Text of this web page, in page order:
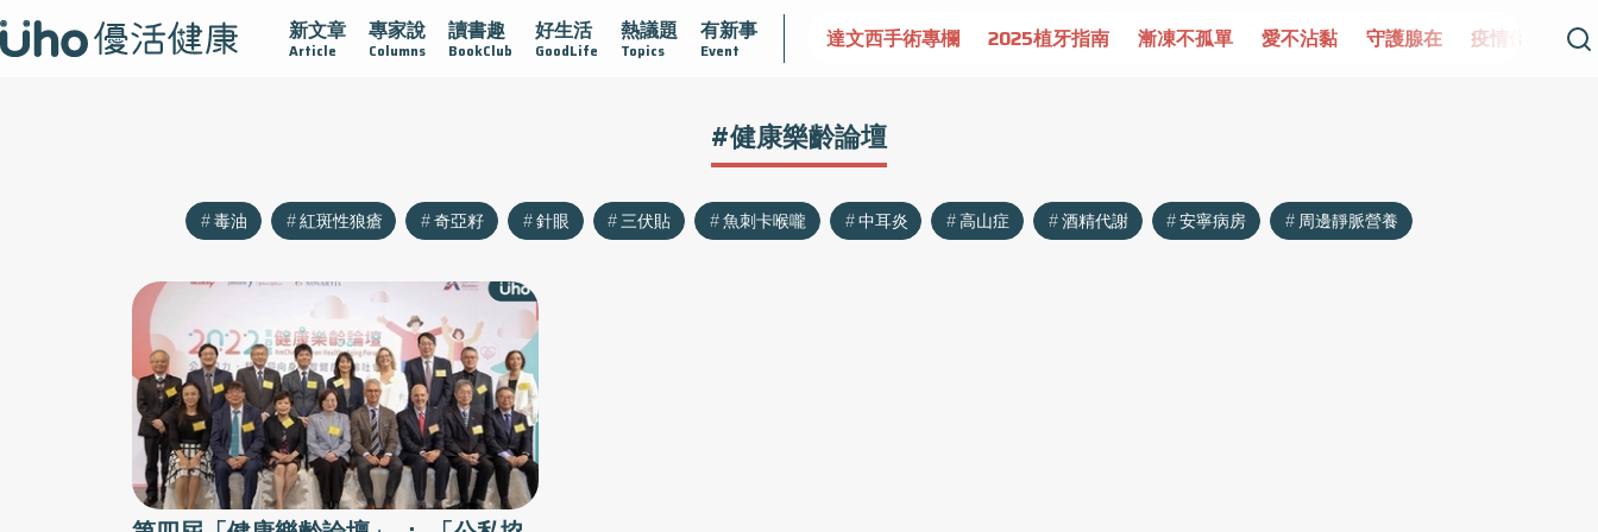
新文章
Article
專家說
Columns
讀書趣
BookClub
好生活
GoodLife
熱議題
Topics
有新事
Event
黏 守護腺在 疫情保衛戰 再生醫學 愛的未來視 認識攝護腺肥大 守護骨骼健康 達文西手術專欄 2025植牙指南 漸凍不孤單 愛不沾黏 守護腺在 疫情保衛戰
#健康樂齡論壇
毒油 紅斑性狼瘡 奇亞籽 針眼 三伏貼 魚刺卡喉嚨 中耳炎 高山症 酒精代謝 安寧病房 周邊靜脈營養